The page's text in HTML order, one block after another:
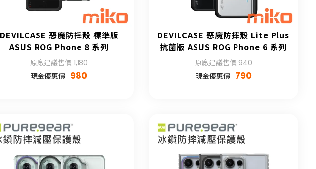
DEVILCASE 惡魔防摔殼 標準版
ASUS ROG Phone 8 系列
原廠建議售價 1,180
現金優惠價 980
DEVILCASE 惡魔防摔殼 Lite Plus
抗菌版 ASUS ROG Phone 6 系列
原廠建議售價 940
現金優惠價 790